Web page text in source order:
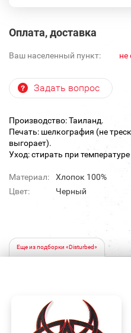
Оплата, доставка
Ваш населенный пункт: не
Задать вопрос
Производство: Таиланд.
Печать: шелкография (не
выгорает).
Уход: стирать при
Материал:
Хлопок 100%
Цвет:
Черный
Еще из подборки «Disturbed»